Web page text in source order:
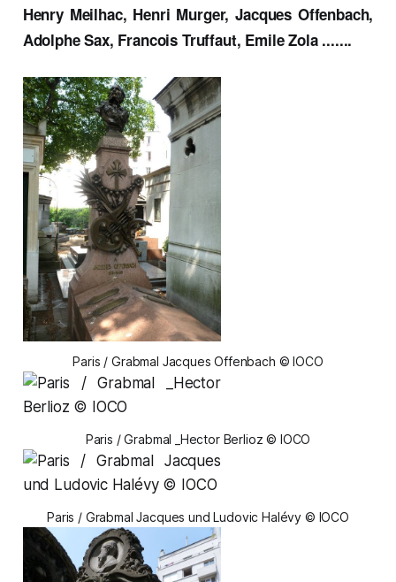
Henry Meilhac, Henri Murger, Jacques Offenbach,
Adolphe Sax, Francois Truffaut, Emile Zola .......
Paris / Grabmal Jacques Offenbach © IOCO
Paris / Grabmal _Hector Berlioz © IOCO
Paris / Grabmal Jacques und Ludovic Halévy © IOCO